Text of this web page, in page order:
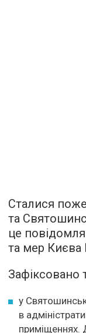
Сталися
та
це
та мер Києва
Зафіксовано
у
в
приміщеннях.